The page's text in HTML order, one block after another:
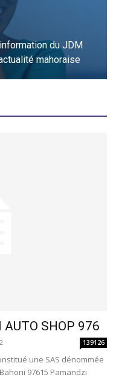
du JDM
mahoraise
AUTO SHOP 976
139126
une SAS dénommée
97615 Pamandzi